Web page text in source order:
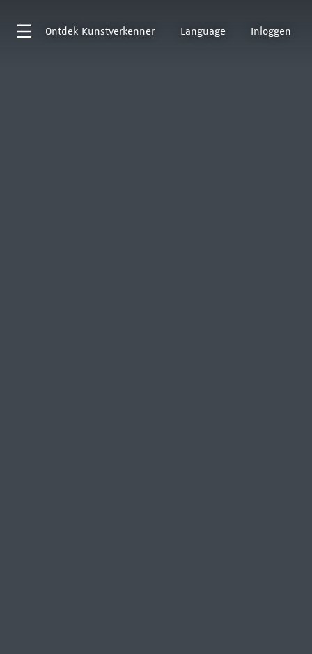
Ontdek Kunstverkenner Language Inloggen